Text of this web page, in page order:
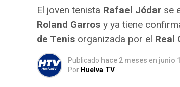
El joven tenista Rafael Jódar se
Roland Garros y ya tiene
de Tenis organizada por el Real
Publicado hace 2 meses en junio
Por Huelva TV